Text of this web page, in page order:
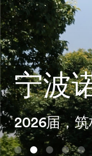
宁波
2026届，筑